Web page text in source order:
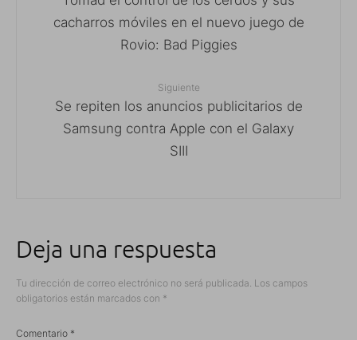
cacharros móviles en el nuevo juego de
Rovio: Bad Piggies
Siguiente
Se repiten los anuncios publicitarios de
Samsung contra Apple con el Galaxy
SIII
Deja una respuesta
Tu dirección de correo electrónico no será publicada. Los campos
obligatorios están marcados con *
Comentario *